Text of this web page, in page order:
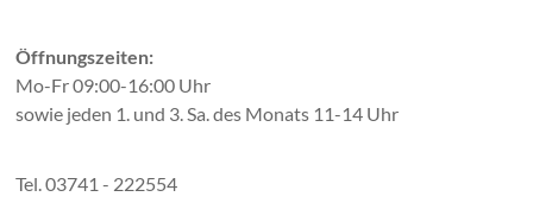
Öffnungszeiten:
Mo-Fr 09:00-16:00 Uhr
sowie jeden 1. und 3. Sa. des Monats 11-14 Uhr
Tel. 03741 - 222554